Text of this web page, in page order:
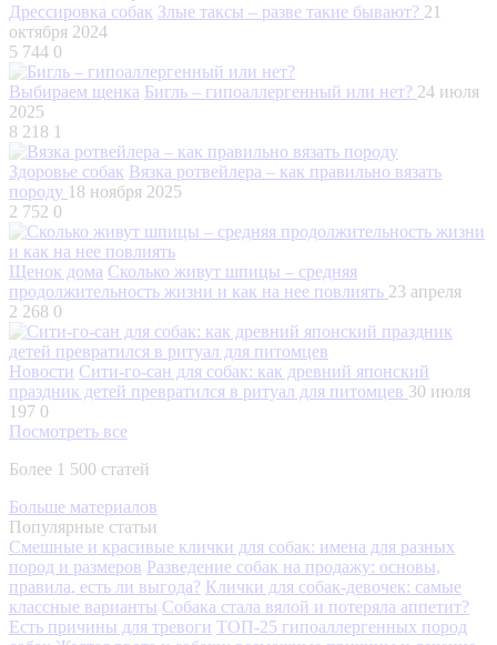
Дрессировка собак Злые таксы – разве такие бывают? 21
октября 2024
5 744 0
Выбираем щенка Бигль – гипоаллергенный или нет? 24 июля
2025
8 218 1
Здоровье собак Вязка ротвейлера – как правильно вязать
породу 18 ноября 2025
2 752 0
Щенок дома Сколько живут шпицы – средняя
продолжительность жизни и как на нее повлиять 23 апреля
2 268 0
Новости Сити-го-сан для собак: как древний японский
праздник детей превратился в ритуал для питомцев 30 июля
197 0
Посмотреть все
Более 1 500 статей
Больше материалов
Популярные статьи
Смешные и красивые клички для собак: имена для разных
пород и размеров Разведение собак на продажу: основы,
правила, есть ли выгода? Клички для собак-девочек: самые
классные варианты Собака стала вялой и потеряла аппетит?
Есть причины для тревоги ТОП-25 гипоаллергенных пород